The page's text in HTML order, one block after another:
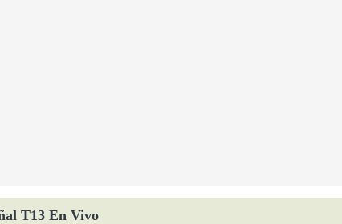
T13 En Vivo